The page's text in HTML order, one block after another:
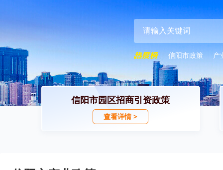
信阳市政策 产
信阳市园区招商引资政策
查看详情 >